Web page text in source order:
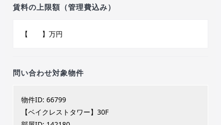
賃料の上限額（管理費込み）
問い合わせ対象物件